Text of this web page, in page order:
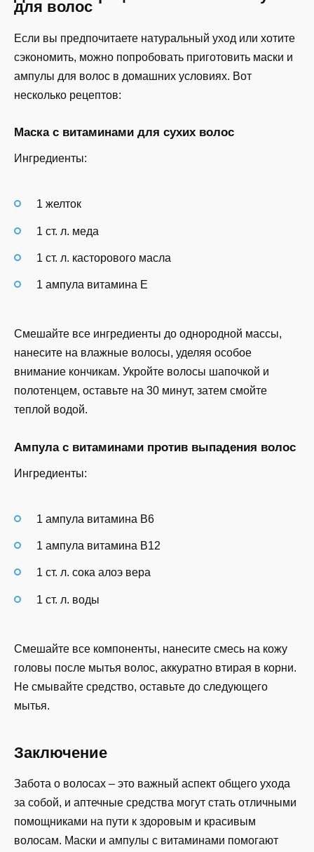
для волос
Если вы предпочитаете натуральный уход или хотите
сэкономить, можно попробовать приготовить маски и
ампулы для волос в домашних условиях. Вот
несколько рецептов:
Маска с витаминами для сухих волос
Ингредиенты:
1 желток
1 ст. л. меда
1 ст. л. касторового масла
1 ампула витамина E
Смешайте все ингредиенты до однородной массы,
нанесите на влажные волосы, уделяя особое
внимание кончикам. Укройте волосы шапочкой и
полотенцем, оставьте на 30 минут, затем смойте
теплой водой.
Ампула с витаминами против выпадения волос
Ингредиенты:
1 ампула витамина B6
1 ампула витамина B12
1 ст. л. сока алоэ вера
1 ст. л. воды
Смешайте все компоненты, нанесите смесь на кожу
головы после мытья волос, аккуратно втирая в корни.
Не смывайте средство, оставьте до следующего
мытья.
Заключение
Забота о волосах – это важный аспект общего ухода
за собой, и аптечные средства могут стать отличными
помощниками на пути к здоровым и красивым
волосам. Маски и ампулы с витаминами помогают